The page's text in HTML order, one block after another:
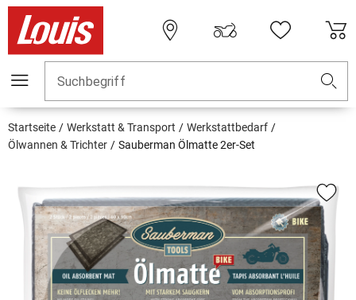
Suchbegriff
Startseite Werkstatt & Transport
Werkstattbedarf
Ölwannen & Trichter
Sauberman Ölmatte 2er-Set